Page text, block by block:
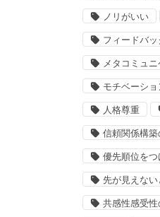
ノリがいい
フィードバッ
メタコミュ
モチベーショ
人格尊重
信頼関係構築
優先順位をつ
先が見えない
共感性感受性